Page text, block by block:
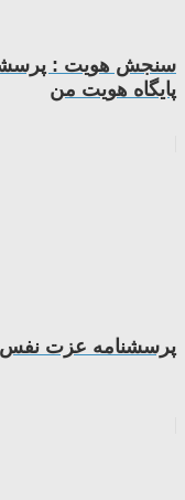
سنجش هویت :
پایگاه هویت من
پرسشنامه عزت نفس